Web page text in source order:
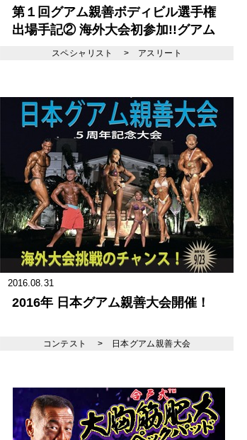
第１回グアム親善ボディビル選手権
出場手記② 海外大会初参加!!グアム
親善大会挑戦記
スペシャリスト > アスリート
2016.08.31
2016年 日本グアム親善大会開催！
コンテスト > 日本グアム親善大会